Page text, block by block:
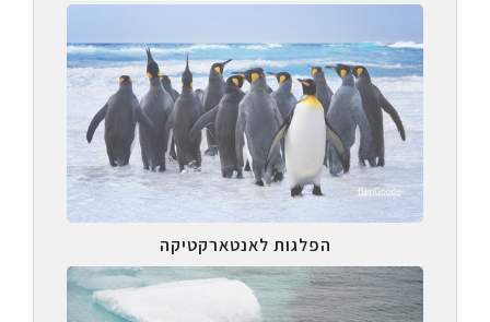
הפלגות לאנטארקטיקה